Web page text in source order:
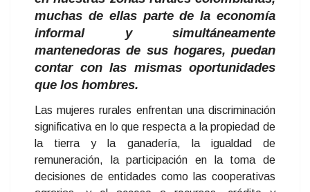
muchas de ellas parte de la economía
informal y simultáneamente
mantenedoras de sus hogares, puedan
contar con las mismas oportunidades
que los hombres.
Las mujeres rurales enfrentan una discriminación
significativa en lo que respecta a la propiedad de
la tierra y la ganadería, la igualdad de
remuneración, la participación en la toma de
decisiones de entidades como las cooperativas